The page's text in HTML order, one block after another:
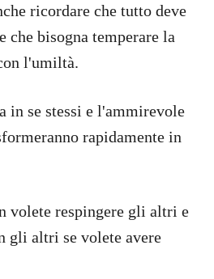
ricordare che tutto deve
che bisogna temperare la
l'umiltà.
se stessi e l'ammirevole
rapidamente in
volete respingere gli altri e
gli altri se volete avere